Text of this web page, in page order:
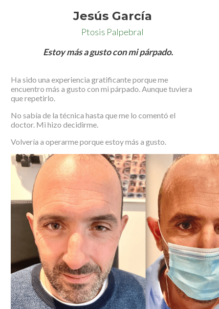
Jesús García
Ptosis Palpebral
Estoy más a gusto con mi párpado.
Ha sido una experiencia gratificante porque me
encuentro más a gusto con mi párpado. Aunque tuviera
que repetirlo.
No sabía de la técnica hasta que me lo comentó el
doctor. Mi hizo decidirme.
Volvería a operarme porque estoy más a gusto.